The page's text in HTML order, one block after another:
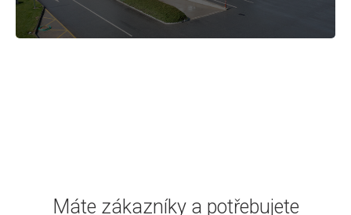
Máte zákazníky a potřebujete